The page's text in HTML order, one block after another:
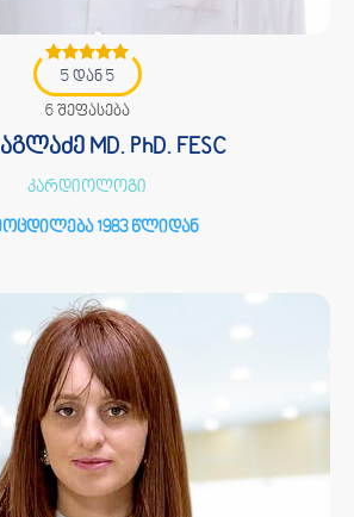
5 დან 5
6 შეფასება
MD. PhD. FESC
კარდიოლოგი
1983 წლიდან